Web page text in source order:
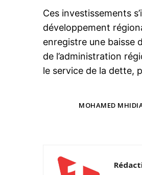
Ces investissements
développement
enregistre une baisse
de l’administration
le service de la dette,
MOHAMED